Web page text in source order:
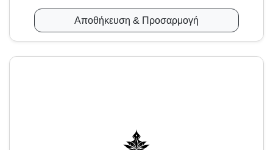
Αποθήκευση & Προσαρμογή